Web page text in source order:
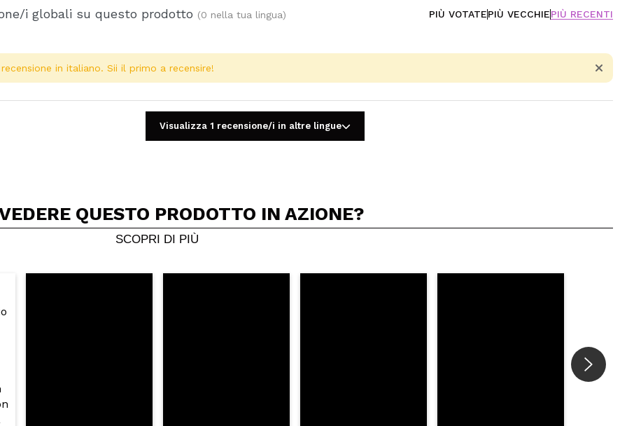
i globali su questo prodotto (0 nella tua lingua) PIÙ VOTATEPIÙ VECCHIEPIÙ RECENTI
Condividi un video o una foto
Il tuo video potrebbe essere il primo. Immaginalo...
5/5
in italiano. Sii il primo a recensire!
Visualizza 1 recensione/i in altre lingue
QUESTO PRODOTTO IN AZIONE?
SCOPRI DI PIÙ